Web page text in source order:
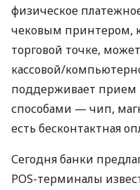
физическое
чековым принтером,
торговой точке,
кассовой/
поддерживает прием
способами — чип,
есть бесконтактная
Сегодня банки
POS-терминалы